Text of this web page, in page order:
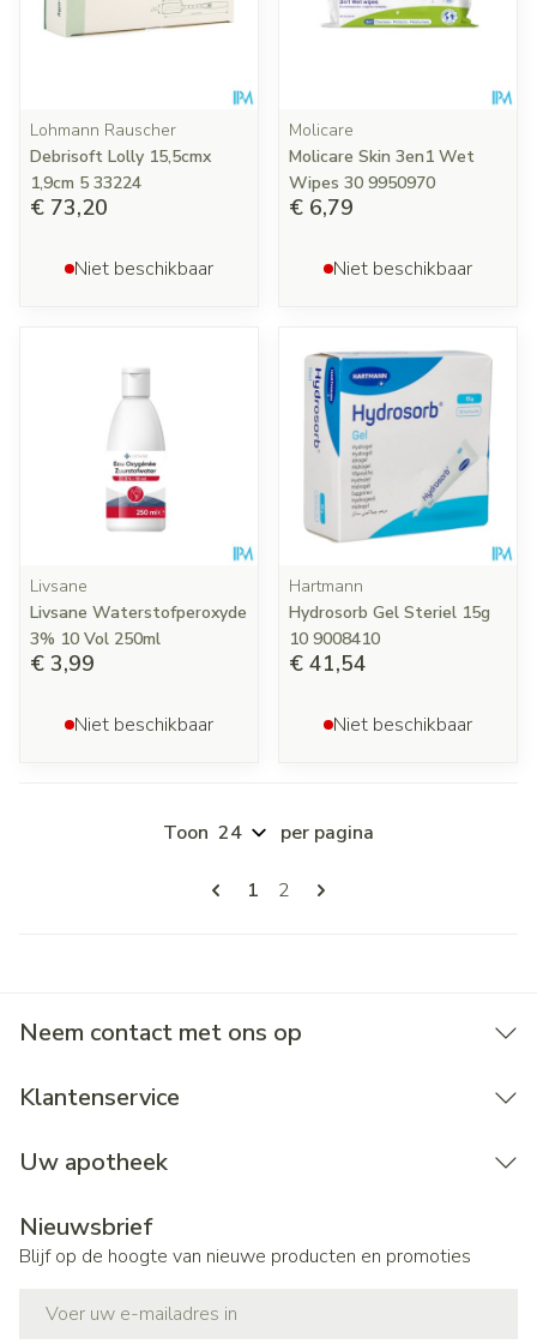
Lohmann Rauscher
Debrisoft Lolly 15,5cmx
1,9cm 5 33224
€ 73,20
Niet beschikbaar
Molicare
Molicare Skin 3en1 Wet
Wipes 30 9950970
€ 6,79
Niet beschikbaar
Livsane
Livsane Waterstofperoxyde
3% 10 Vol 250ml
€ 3,99
Niet beschikbaar
Hartmann
Hydrosorb Gel Steriel 15g
10 9008410
€ 41,54
Niet beschikbaar
Pagina's
U lees momenteel pagina
1 Pagina
2
Toon per pagina
Neem contact met ons op
Klantenservice
Uw apotheek
Nieuwsbrief
Blijf op de hoogte van nieuwe producten en promoties